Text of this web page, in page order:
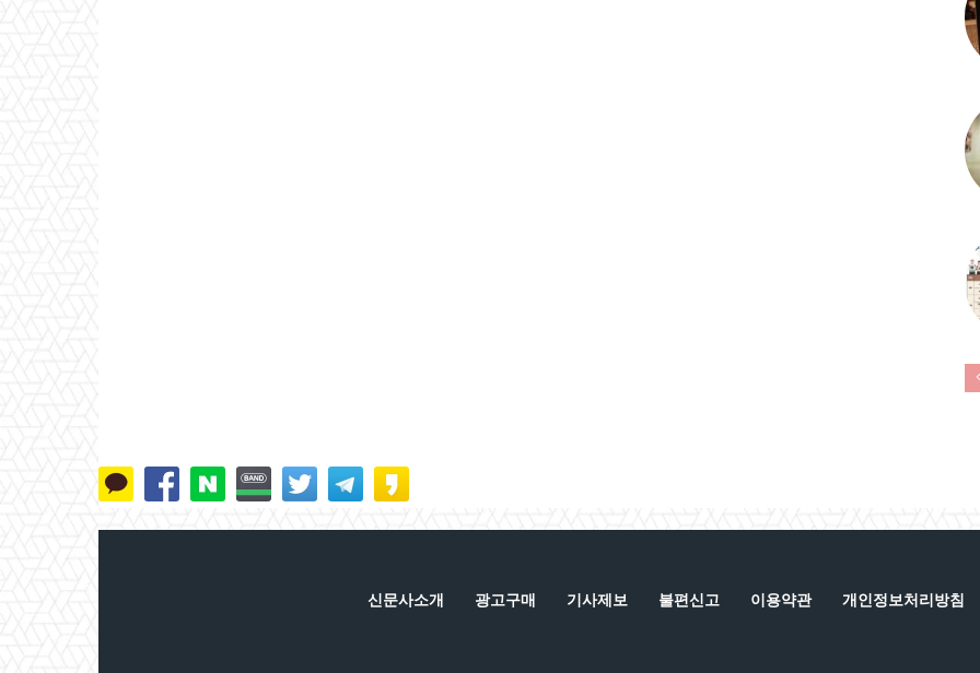
신문사소개 광고구매 기사제보 불편신고 이용약관 개인정보처리방침